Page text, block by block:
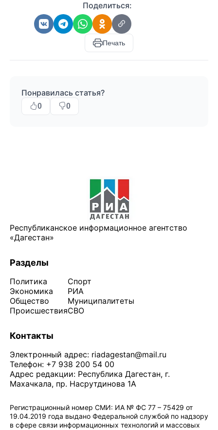
Поделиться:
Печать
Понравилась статья?
0 0
Республиканское информационное агентство
«Дагестан»
Разделы
Политика
Экономика
Общество
Происшествия
Спорт
РИА
Муниципалитеты
СВО
Контакты
Электронный адрес: riadagestan@mail.ru
Телефон: +7 938 200 54 00
Адрес редакции: Республика Дагестан, г.
Махачкала, пр. Насрутдинова 1А
Регистрационный номер СМИ: ИА № ФС 77 – 75429 от
19.04.2019 года выдано Федеральной службой по надзору
в сфере связи информационных технологий и массовых